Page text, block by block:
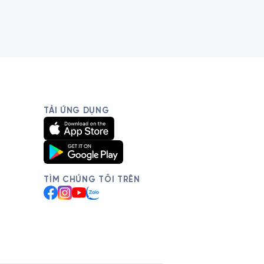
TẢI ỨNG DỤNG
TÌM CHÚNG TÔI TRÊN
Facebook
Instagram
YouTube
Zalo